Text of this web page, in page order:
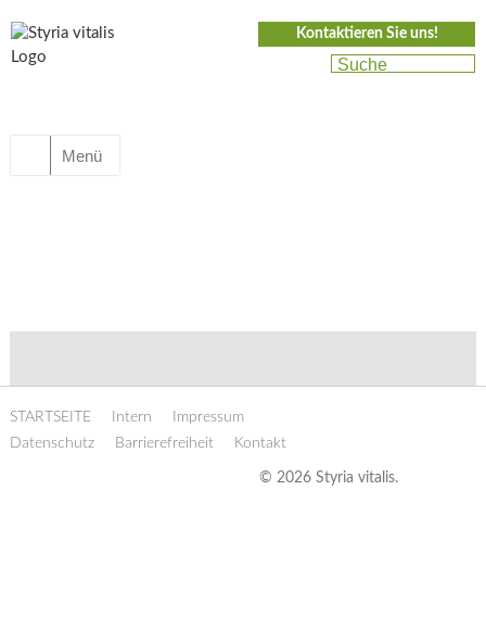
Kontaktieren Sie uns!
Menü
STARTSEITE Intern
Impressum
Datenschutz
Barrierefreiheit Kontakt
© 2026 Styria vitalis.